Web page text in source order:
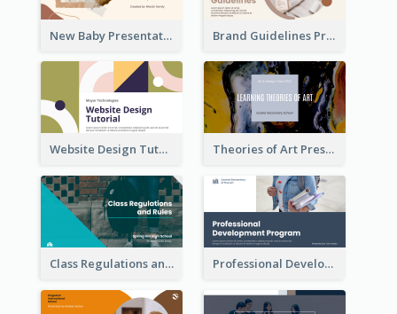
New Baby Presentation Brand Guidelines Presentation
Website Design Tutorial Presentation Theories of Art Presentation
Class Regulations and Rules Presentation Professional Development Program Presentation